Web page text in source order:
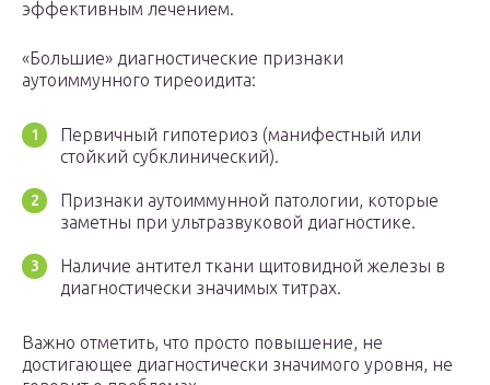
эффективным лечением.
«Большие» диагностические признаки
аутоиммунного тиреоидита:
Первичный гипотериоз (манифестный или
стойкий субклинический).
Признаки аутоиммунной патологии, которые
заметны при ультразвуковой диагностике.
Наличие антител ткани щитовидной железы в
диагностически значимых титрах.
Важно отметить, что просто повышение, не
достигающее диагностически значимого уровня, не